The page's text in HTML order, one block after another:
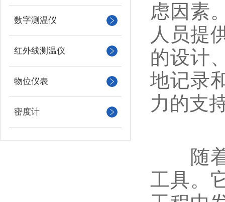
数字测温仪
红外线测温仪
物位仪表
密度计
虑因素
人员提
的设计
地记录
力的支
随着
工具。